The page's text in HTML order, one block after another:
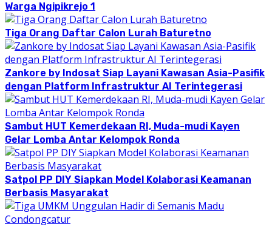
Warga Ngipikrejo 1
Tiga Orang Daftar Calon Lurah Baturetno
Zankore by Indosat Siap Layani Kawasan Asia-Pasifik
dengan Platform Infrastruktur AI Terintegerasi
Sambut HUT Kemerdekaan RI, Muda-mudi Kayen
Gelar Lomba Antar Kelompok Ronda
Satpol PP DIY Siapkan Model Kolaborasi Keamanan
Berbasis Masyarakat